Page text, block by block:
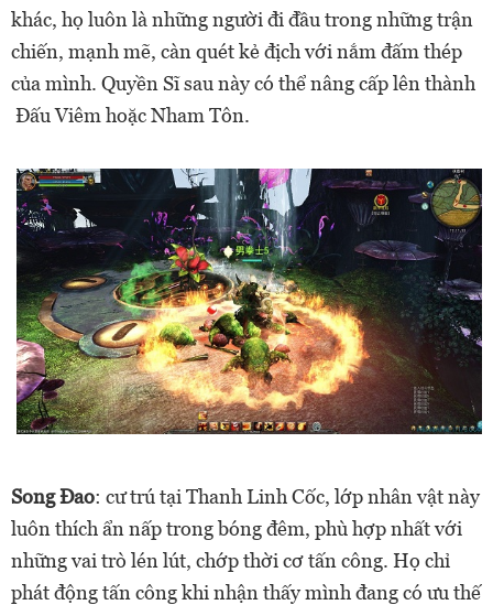
khác, họ luôn là những người đi đầu trong những trận
chiến, mạnh mẽ, càn quét kẻ địch với nắm đấm thép
của mình. Quyền Sĩ sau này có thể nâng cấp lên thành
Đấu Viêm hoặc Nham Tôn.
Song Đao: cư trú tại Thanh Linh Cốc, lớp nhân vật này
luôn thích ẩn nấp trong bóng đêm, phù hợp nhất với
những vai trò lén lút, chớp thời cơ tấn công. Họ chỉ
phát động tấn công khi nhận thấy mình đang có ưu thế